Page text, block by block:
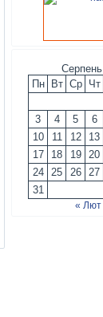
Пн
Вт Ср Чт
3
4 5 6
10
11 12 13
17
18 19 20
24
25 26 27
31
« Лют